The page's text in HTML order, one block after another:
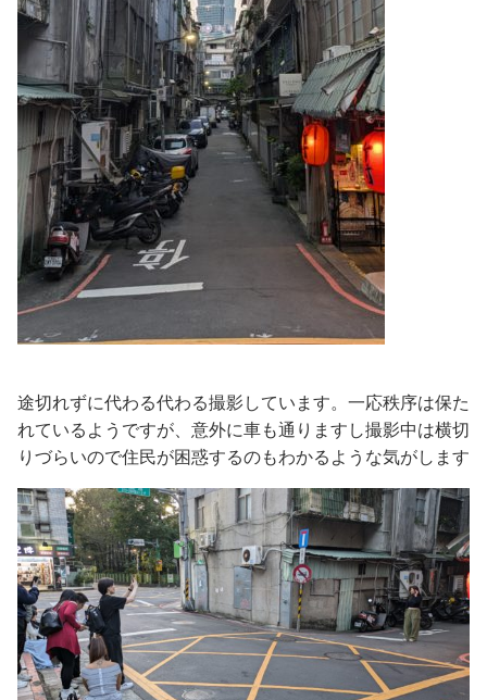
途切れずに代わる代わる撮影しています。一応秩序は保た
れているようですが、意外に車も通りますし撮影中は横切
りづらいので住民が困惑するのもわかるような気がします